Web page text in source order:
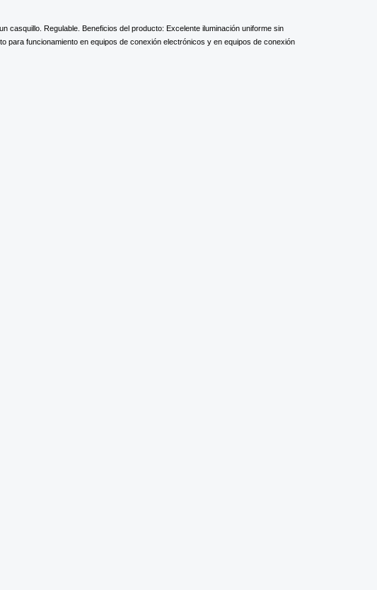
Regulable. Beneficios del producto: Excelente iluminación uniforme sin
funcionamiento en equipos de conexión electrónicos y en equipos de conexión